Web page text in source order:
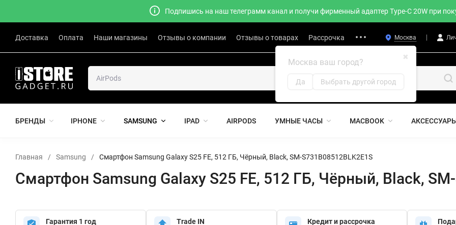
Подпишись на наш телеграмм канал и получи фирменный адаптер Type-C 20W при
Доставка Оплата Наши магазины Отзывы о компании Отзывы о товарах Рассрочка Москва
✖
Москва ваш город?
Да Выбрать другой город
БРЕНДЫ IPHONE SAMSUNG IPAD AIRPODS УМНЫЕ ЧАСЫ MACBOOK
Главная / Samsung / Смартфон Samsung Galaxy S25 FE, 512 ГБ, Чёрный, Black, SM-S731B08512BLK2E1S
Смартфон Samsung Galaxy S25 FE, 512 ГБ, Чёрный, Black,
Гарантия 1 год Trade IN Кредит и рассрочка